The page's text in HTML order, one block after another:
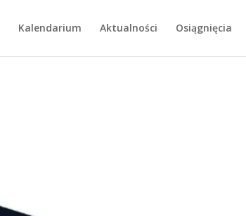
Kalendarium Aktualności Osiągnięcia